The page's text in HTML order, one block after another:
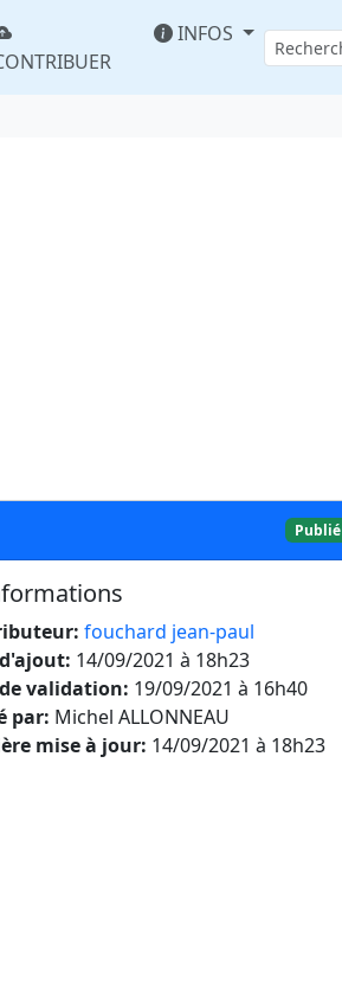
INFOS
Publié
fouchard jean-paul
14/09/2021 à 18h23
validation: 19/09/2021 à 16h40
par: Michel ALLONNEAU
mise à jour: 14/09/2021 à 18h23